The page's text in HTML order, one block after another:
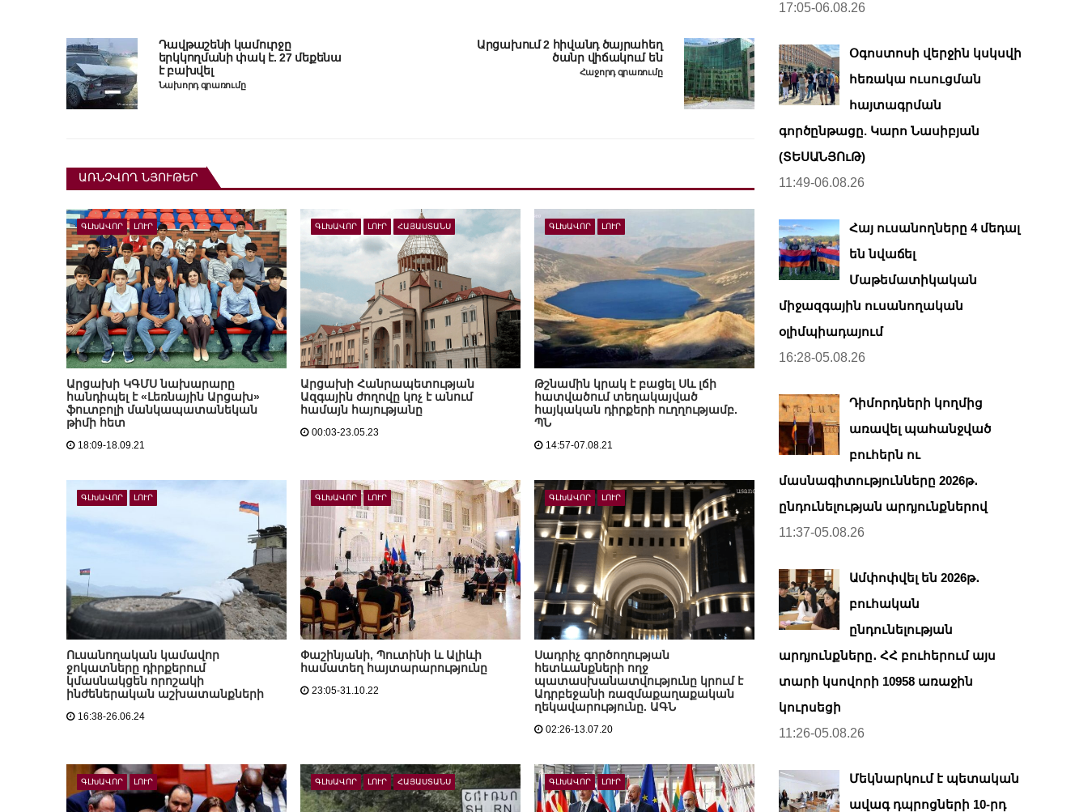
Դավթաշենի կամուրջը
երկկողմանի փակ է. 27 մեքենա
է բախվել
Նախորդ գրառումը
Արցախում 2 հիվանդ ծայրահեղ
ծանր վիճակում են
Հաջորդ գրառումը
ԱՌՆՉՎՈՂ ՆՅՈՒԹԵՐ
ԳԼԽԱՎՈՐ ԼՈՒՐ
Արցախի ԿԳՄՍ նախարարը
հանդիպել է «Լեռնային Արցախ»
ֆուտբոլի մանկապատանեկան
թիմի հետ
18:09-18.09.21
ԳԼԽԱՎՈՐ ԼՈՒՐ ՀԱՅԱՍՏԱՆՍ
Արցախի Հանրապետության
Ազգային ժողովը կոչ է անում
համայն հայությանը
00:03-23.05.23
ԳԼԽԱՎՈՐ ԼՈՒՐ
Թշնամին կրակ է բացել Սև լճի
հատվածում տեղակայված
հայկական դիրքերի ուղղությամբ.
ՊՆ
14:57-07.08.21
ԳԼԽԱՎՈՐ ԼՈՒՐ
Ուսանողական կամավոր
ջոկատները դիրքերում
կմասնակցեն որոշակի
ինժեներական աշխատանքների
16:38-26.06.24
ԳԼԽԱՎՈՐ ԼՈՒՐ
Փաշինյանի, Պուտինի և Ալիևի
համատեղ հայտարարությունը
23:05-31.10.22
ԳԼԽԱՎՈՐ ԼՈՒՐ
Սադրիչ գործողության
հետևանքների ողջ
պատասխանատվությունը կրում է
Ադրբեջանի ռազմաքաղաքական
ղեկավարությունը. ԱԳՆ
02:26-13.07.20
ԳԼԽԱՎՈՐ ԼՈՒՐ ԳԼԽԱՎՈՐ ԼՈՒՐ ՀԱՅԱՍՏԱՆՍ ԳԼԽԱՎՈՐ ԼՈՒՐ
17:05-06.08.26
Օգոստոսի վերջին կսկսվի
հեռակա ուսուցման
հայտագրման
գործընթացը. Կարո Նասիբյան
(ՏԵՍԱՆՅՈւԹ)
11:49-06.08.26
Հայ ուսանողները 4 մեդալ
են նվաճել
Մաթեմատիկական
միջազգային ուսանողական
օլիմպիադայում
16:28-05.08.26
Դիմորդների կողմից
առավել պահանջված
բուհերն ու
մասնագիտությունները 2026թ․
ընդունելության արդյունքներով
11:37-05.08.26
Ամփոփվել են 2026թ․
բուհական
ընդունելության
արդյունքները․ ՀՀ բուհերում այս
տարի կսովորի 10958 առաջին
կուրսեցի
11:26-05.08.26
Մեկնարկում է պետական
ավագ դպրոցների 10-րդ